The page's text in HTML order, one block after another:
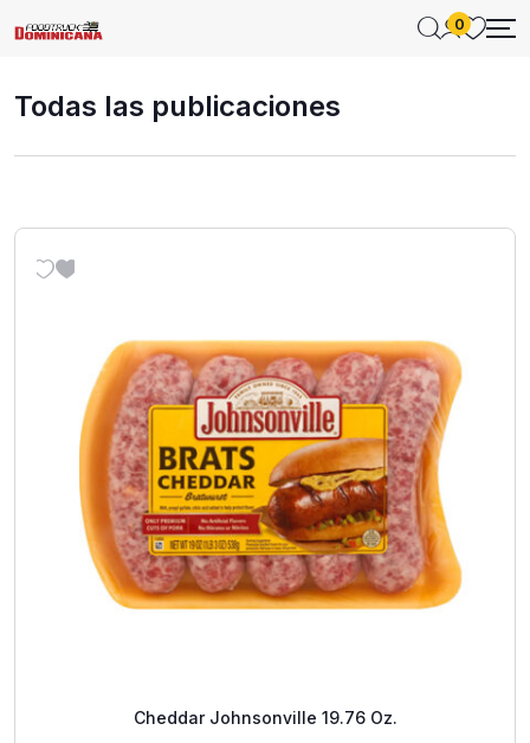
0
Todas las publicaciones
Cheddar Johnsonville 19.76 Oz.